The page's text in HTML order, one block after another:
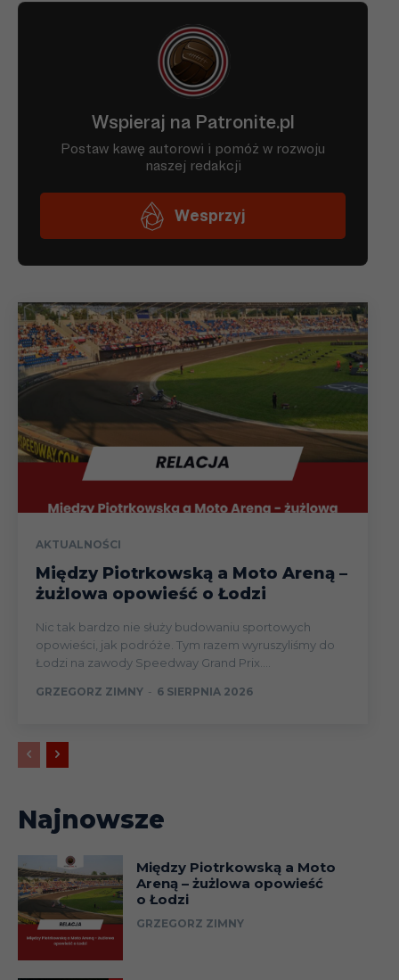
AKTUALNOŚCI
Między Piotrkowską a Moto Areną –
żużlowa opowieść o Łodzi
Nic tak bardzo nie służy budowaniu sportowych
opowieści, jak podróże. Tym razem wyruszyliśmy do
Łodzi na zawody Speedway Grand Prix....
GRZEGORZ ZIMNY - 6 SIERPNIA 2026
Najnowsze
Między Piotrkowską a Moto
Areną – żużlowa opowieść
o Łodzi
GRZEGORZ ZIMNY